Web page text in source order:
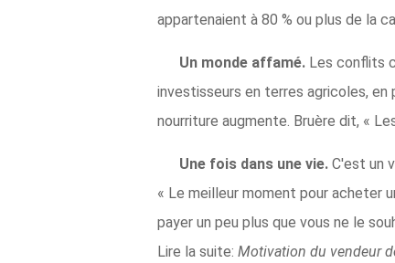
appartenaient à 80 % ou plus de la
Un monde affamé. Les conflits
investisseurs en terres agricoles, en
nourriture augmente. Bruère dit, «
Une fois dans une vie. C'est un
« Le meilleur moment pour acheter
payer un peu plus que vous ne le
Lire la suite: Motivation du vendeur